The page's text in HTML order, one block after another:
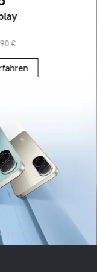
€129.9
€
€